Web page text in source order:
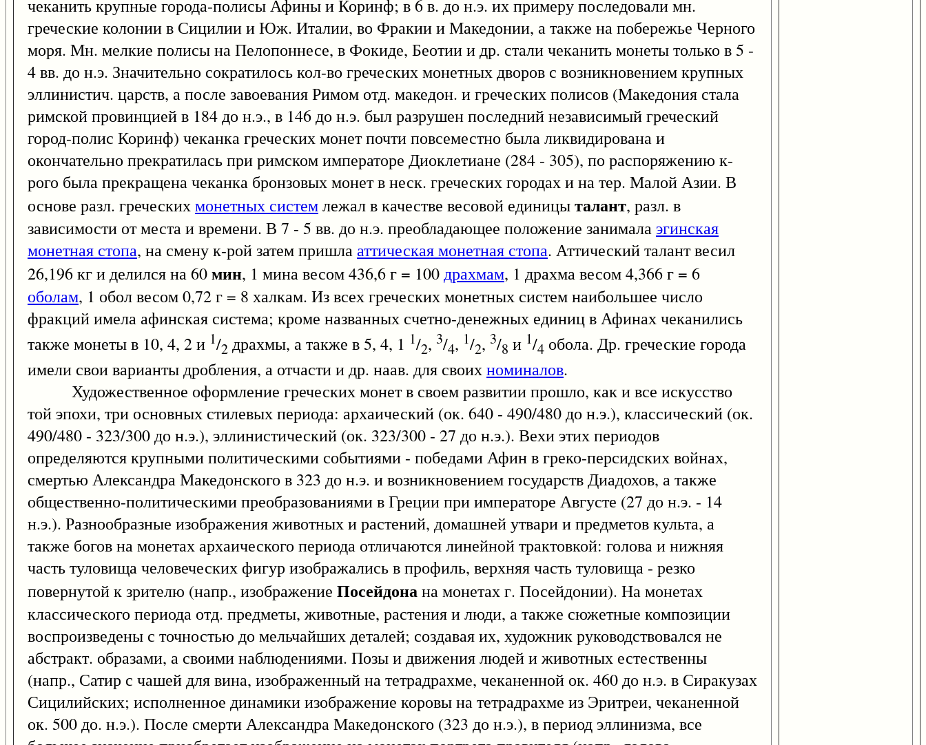
чеканить крупные города-полисы Афины и Коринф; в 6 в. до н.э. их примеру последовали мн.
греческие колонии в Сицилии и Юж. Италии, во Фракии и Македонии, а также на побережье Черного
моря. Мн. мелкие полисы на Пелопоннесе, в Фокиде, Беотии и др. стали чеканить монеты только в 5 -
4 вв. до н.э. Значительно сократилось кол-во греческих монетных дворов с возникновением крупных
эллинистич. царств, а после завоевания Римом отд. македон. и греческих полисов (Македония стала
римской провинцией в 184 до н.э., в 146 до н.э. был разрушен последний независимый греческий
город-полис Коринф) чеканка греческих монет почти повсеместно была ликвидирована и
окончательно прекратилась при римском императоре Диоклетиане (284 - 305), по распоряжению к-
рого была прекращена чеканка бронзовых монет в неск. греческих городах и на тер. Малой Азии. В
основе разл. греческихмонетных системлежал в качестве весовой единицыталант, разл. в
зависимости от места и времени. В 7 - 5 вв. до н.э. преобладающее положение занималаэгинская
монетная стопа, на смену к-рой затем пришлааттическая монетная стопа. Аттический талант весил
26,196 кг и делился на 60мин, 1 мина весом 436,6 г = 100драхмам, 1 драхма весом 4,366 г = 6
оболам, 1 обол весом 0,72 г = 8 халкам. Из всех греческих монетных систем наибольшее число
фракций имела афинская система; кроме названных счетно-денежных единиц в Афинах чеканились
также монеты в 10, 4, 2 и 1/2 драхмы, а также в 5, 4, 1 1/2, 3/4, 1/2, 3/8 и 1/4 обола. Др. греческие города
имели свои варианты дробления, а отчасти и др. наав. для своихноминалов.
Художественное оформление греческих монет в своем развитии прошло, как и все искусство
той эпохи, три основных стилевых периода: архаический (ок. 640 - 490/480 до н.э.), классический (ок.
490/480 - 323/300 до н.э.), эллинистический (ок. 323/300 - 27 до н.э.). Вехи этих периодов
определяются крупными политическими событиями - победами Афин в греко-персидских войнах,
смертью Александра Македонского в 323 до н.э. и возникновением государств Диадохов, а также
общественно-политическими преобразованиями в Греции при императоре Августе (27 до н.э. - 14
н.э.). Разнообразные изображения животных и растений, домашней утвари и предметов культа, а
также богов на монетах архаического периода отличаются линейной трактовкой: голова и нижняя
часть туловища человеческих фигур изображались в профиль, верхняя часть туловища - резко
повернутой к зрителю (напр., изображение Посейдонана монетах г. Посейдонии). На монетах
классического периода отд. предметы, животные, растения и люди, а также сюжетные композиции
воспроизведены с точностью до мельчайших деталей; создавая их, художник руководствовался не
абстракт. образами, а своими наблюдениями. Позы и движения людей и животных естественны
(напр., Сатир с чашей для вина, изображенный на тетрадрахме, чеканенной ок. 460 до н.э. в Сиракузах
Сицилийских; исполненное динамики изображение коровы на тетрадрахме из Эритреи, чеканенной
ок. 500 до. н.э.). После смерти Александра Македонского (323 до н.э.), в период эллинизма, все